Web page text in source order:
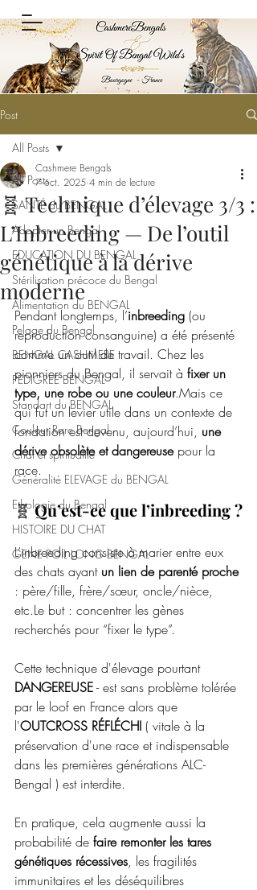
Post
All Posts
SANTÉ du BENGAL
Adopter un Bengal
EDUCATION DU BENGAL
Stérilisation précoce du Bengal
Alimentation du BENGAL
Pelage du Bengal
BENGAL CASHMERE
PEDIGREE BENGAL
Standart du BENGAL
Couleur Rare Bengal
Chat et spiritualité
Généralité ELEVAGE du BENGAL
Ethologie du Bengal
HISTOIRE DU CHAT
GENE POIL LONG BENGAL
All Posts
🧬 Technique d’élevage 3/3 :
L’Inbreeding — De l’outil
génétique à la dérive
moderne
Cashmere Bengals
7 oct. 2025 4 min de lecture
Pendant longtemps, l’inbreeding (ou
reproduction consanguine) a été présenté
comme un outil de travail. Chez les
pionniers du Bengal, il servait à fixer un
type, une robe ou une couleur.Mais ce
qui fut un levier utile dans un contexte de
fondation est devenu, aujourd’hui, une
dérive obsolète et dangereuse pour la
race.
🧬 Qu’est-ce que l’inbreeding ?
L’inbreeding consiste à marier entre eux
des chats ayant un lien de parenté proche
: père/fille, frère/sœur, oncle/nièce,
etc.Le but : concentrer les gènes
recherchés pour “fixer le type”.
Cette technique d'élevage pourtant
DANGEREUSE - est sans problème tolérée
par le loof en France alors que
l'OUTCROSS RÉFLÉCHI ( vitale à la
préservation d'une race et indispensable
dans les premières générations ALC-
Bengal ) est interdite.
En pratique, cela augmente aussi la
probabilité de faire remonter les tares
génétiques récessives, les fragilités
immunitaires et les déséquilibres